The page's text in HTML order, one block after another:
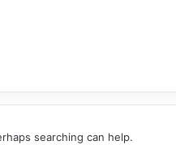
searching can help.